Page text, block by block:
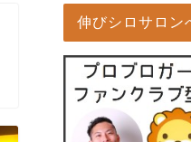
伸びシロサロン